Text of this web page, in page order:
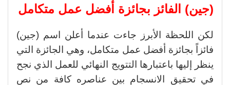
(جين) الفائز بجائزة أفضل عمل متكامل
لكن اللحظة الأبرز جاءت عندما أعلن اسم (جين)
فائزاً بجائزة أفضل عمل متكامل، وهي الجائزة التي
ينظر إليها باعتبارها التتويج النهائي للعمل الذي نجح
في تحقيق الانسجام بين عناصره كافة من نص